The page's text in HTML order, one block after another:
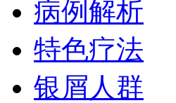
病例解析
特色疗法
银屑人群